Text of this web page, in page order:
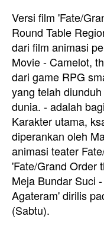
Versi film 'Fate/
Round Table
dari film animasi
Movie - Camelot,
dari game RPG
yang telah
dunia. - adalah
Karakter utama,
diperankan oleh
animasi teater
'Fate/Grand Order
Meja Bundar Suci
Agateram' dirilis
(Sabtu).